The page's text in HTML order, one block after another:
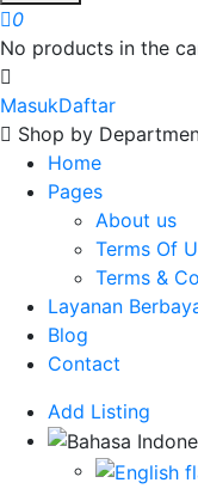
0
No products in the
MasukDaftar
Shop by
Home
Pages
About us
Terms Of
Terms &
Layanan
Blog
Contact
Add Listing